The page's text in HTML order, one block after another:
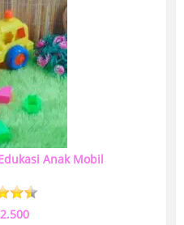
Anak Mobil